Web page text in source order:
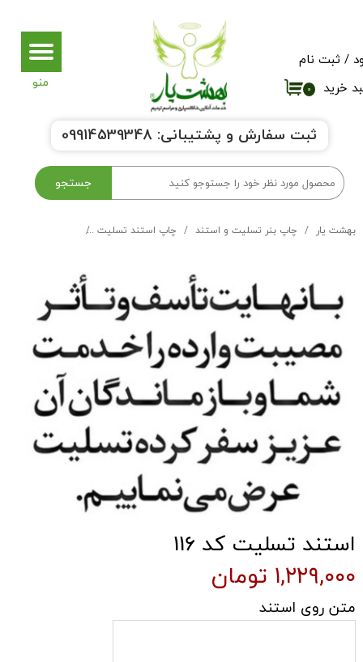
جستجو
۰ خرید
/ ثبت نام
تغییر گذر واژه
خروج از حساب کاربری
ثبت سفارش و پشتیبانی: 09914539348
بهشت یار چاپ بنر تسلیت و استند چاپ استند تسلیت
استند تسلیت کد 116
۱,۲۲۹,۰۰۰ تومان
متن روی استند